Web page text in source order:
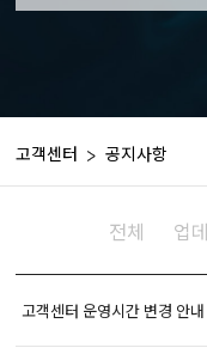
고객센터 공지사항
전체 업
고객센터 운영시간 변경 안내